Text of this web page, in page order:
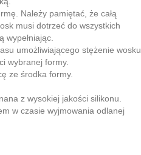
Należy pamiętać, że całą
musi dotrzeć do wszystkich
wypełniając.
umożliwiającego stężenie wosku
wybranej formy.
ze środka formy.
z wysokiej jakości silikonu.
w czasie wyjmowania odlanej